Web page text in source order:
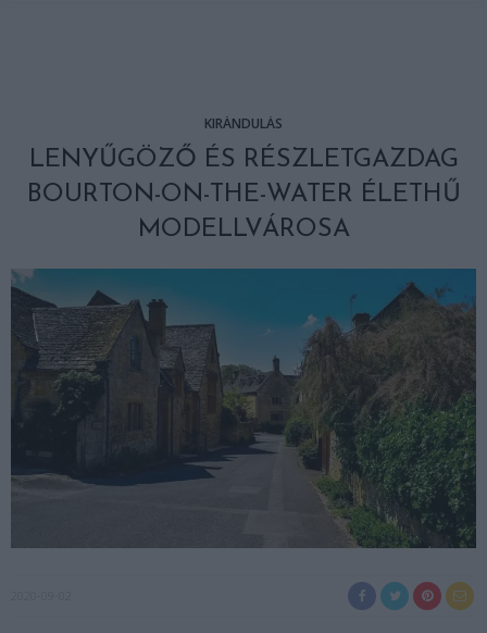
KIRÁNDULÁS
LENYŰGÖZŐ ÉS RÉSZLETGAZDAG
BOURTON-ON-THE-WATER ÉLETHŰ
MODELLVÁROSA